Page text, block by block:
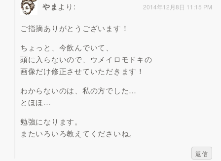
やまより: 2014年12月8日 11:15 PM
ご指摘ありがとうございます！
ちょっと、今飲んでいて、
頭に入らないので、ウメイロモドキの
画像だけ修正させていただきます！
わからないのは、私の方でした…
とほほ…
勉強になります。
またいろいろ教えてくださいね。
返信